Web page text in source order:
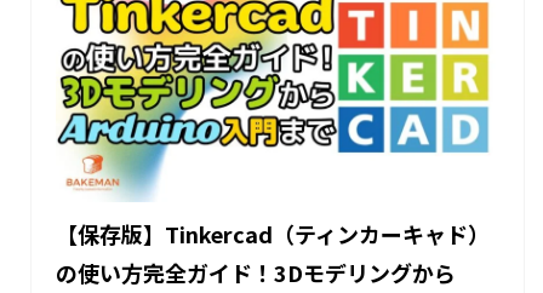
【保存版】Tinkercad（ティンカーキャド）
の使い方完全ガイド！3Dモデリングから